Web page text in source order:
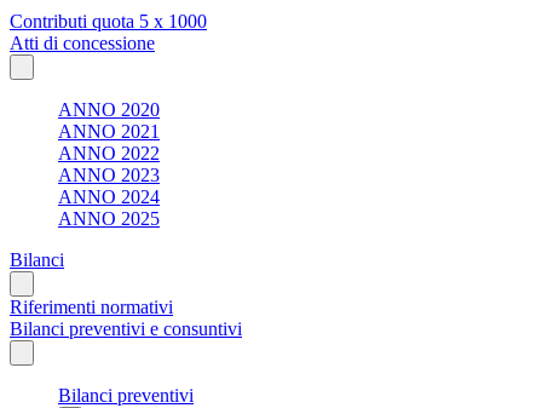
Contributi quota 5 x 1000
Atti di concessione
ANNO 2020
ANNO 2021
ANNO 2022
ANNO 2023
ANNO 2024
ANNO 2025
Bilanci
Riferimenti normativi
Bilanci preventivi e consuntivi
Bilanci preventivi